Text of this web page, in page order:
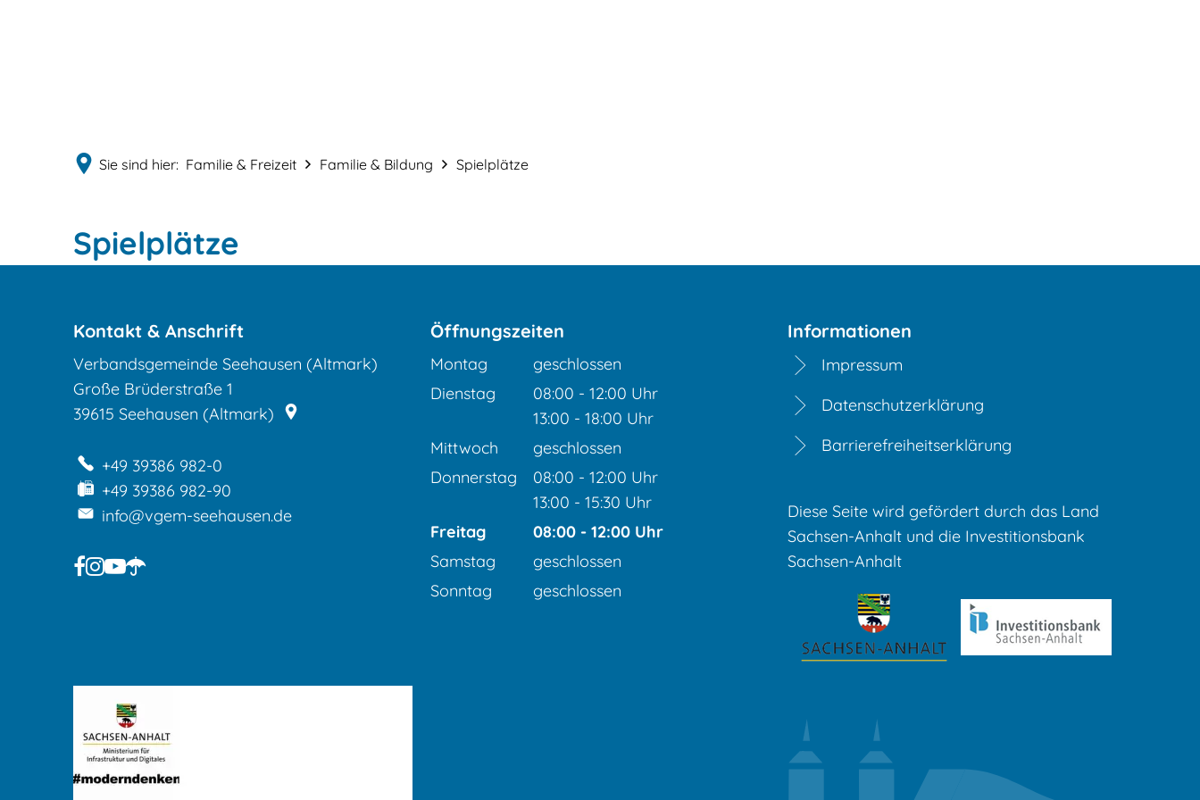
Sie sind hier: Familie & Freizeit Familie & Bildung Spielplätze
Spielplätze
Spielplätze
Kontakt & Anschrift
Verbandsgemeinde Seehausen (Altmark)
Große Brüderstraße 1
39615 Seehausen (Altmark)
+49 39386 982-0
+49 39386 982-90
info@vgem-seehausen.de
Öffnungszeiten
Montag
geschlossen
Dienstag
08:00 - 12:00 Uhr
Von 08:00 bis 12:00 Uhr
13:00 - 18:00 Uhr
Von 13:00 bis 18:00 Uhr
Mittwoch
geschlossen
Donnerstag
08:00 - 12:00 Uhr
Von 08:00 bis 12:00 Uhr
13:00 - 15:30 Uhr
Von 13:00 bis 15:30 Uhr
Freitag 08:00 - 12:00 Uhr
Von 08:00 bis 12:00 Uhr
Samstag
geschlossen
Sonntag
geschlossen
Informationen
Impressum
Datenschutzerklärung
Barrierefreiheitserklärung
Diese Seite wird gefördert durch das Land
Sachsen-Anhalt und die Investitionsbank
Sachsen-Anhalt